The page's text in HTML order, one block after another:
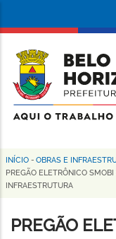
conteúdo
principal
da
Prefeitura
de
Horizonte
Trilha
de
navegação
INÍCIO - OBRAS E
PREGÃO ELETRÔNICO
INFRAESTRUTURA
PREGÃO